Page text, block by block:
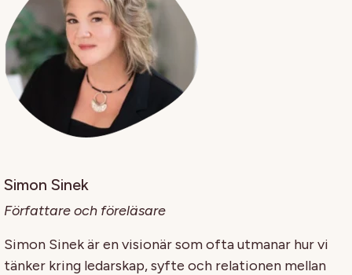
Simon Sinek
Författare och föreläsare
Simon Sinek är en visionär som ofta utmanar hur vi
tänker kring ledarskap, syfte och relationen mellan